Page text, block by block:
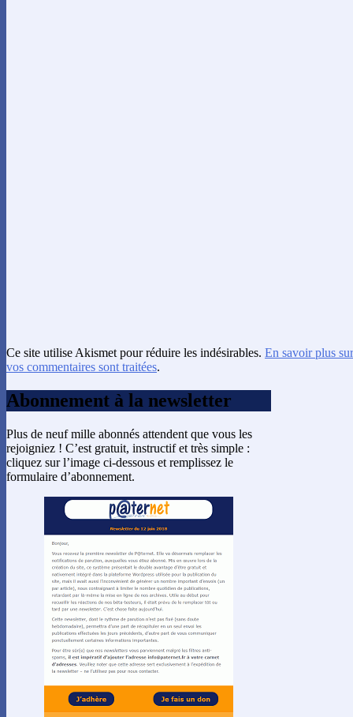
Ce site utilise Akismet pour réduire les indésirables. En savoir plus
vos commentaires sont traitées.
Abonnement à la newsletter
Plus de neuf mille abonnés attendent que vous les
rejoigniez ! C’est gratuit, instructif et très simple :
cliquez sur l’image ci-dessous et remplissez le
formulaire d’abonnement.